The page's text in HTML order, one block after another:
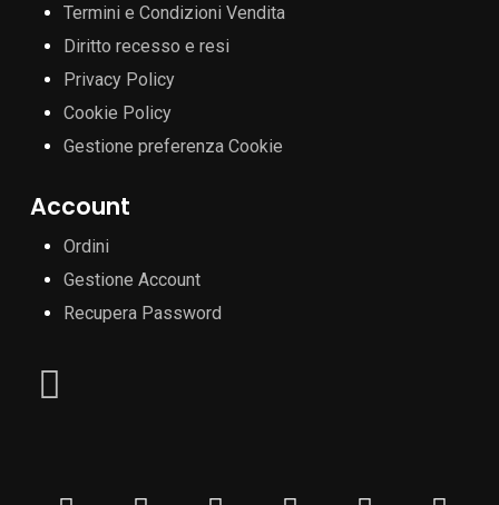
Termini e Condizioni Vendita
Diritto recesso e resi
Privacy Policy
Cookie Policy
Gestione preferenza Cookie
Account
Ordini
Gestione Account
Recupera Password